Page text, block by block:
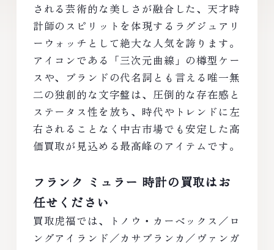
される芸術的な美しさが融合した、天才時
計師のスピリットを体現するラグジュアリ
ーウォッチとして絶大な人気を誇ります。
アイコンである「三次元曲線」の樽型ケー
スや、ブランドの代名詞とも言える唯一無
二の独創的な文字盤は、圧倒的な存在感と
ステータス性を放ち、時代やトレンドに左
右されることなく中古市場でも安定した高
価買取が見込める最高峰のアイテムです。
フランク ミュラー 時計の買取はお
任せください
買取虎福では、トノウ・カーベックス／ロ
ングアイランド／カサブランカ／ヴァンガ